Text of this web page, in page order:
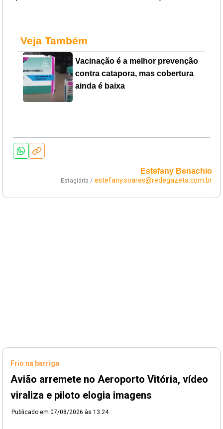
Veja Também
Vacinação é a melhor prevenção
contra catapora, mas cobertura
ainda é baixa
Estefany Benachio
Estagiária / estefany.soares@redegazeta.com.br
Frio na barriga
Avião arremete no Aeroporto Vitória, vídeo
viraliza e piloto elogia imagens
Publicado em 07/08/2026 às 13:24